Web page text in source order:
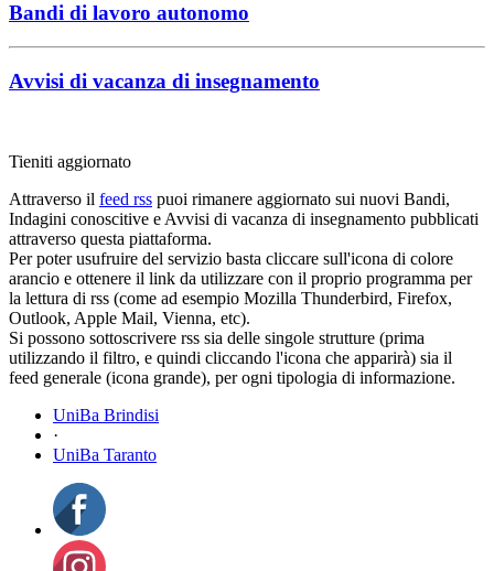
Bandi di lavoro autonomo
Avvisi di vacanza di insegnamento
Tieniti aggiornato
Attraverso il feed rss puoi rimanere aggiornato sui nuovi Bandi,
Indagini conoscitive e Avvisi di vacanza di insegnamento pubblicati
attraverso questa piattaforma.
Per poter usufruire del servizio basta cliccare sull'icona di colore
arancio e ottenere il link da utilizzare con il proprio programma per
la lettura di rss (come ad esempio Mozilla Thunderbird, Firefox,
Outlook, Apple Mail, Vienna, etc).
Si possono sottoscrivere rss sia delle singole strutture (prima
utilizzando il filtro, e quindi cliccando l'icona che apparirà) sia il
feed generale (icona grande), per ogni tipologia di informazione.
UniBa Brindisi
·
UniBa Taranto